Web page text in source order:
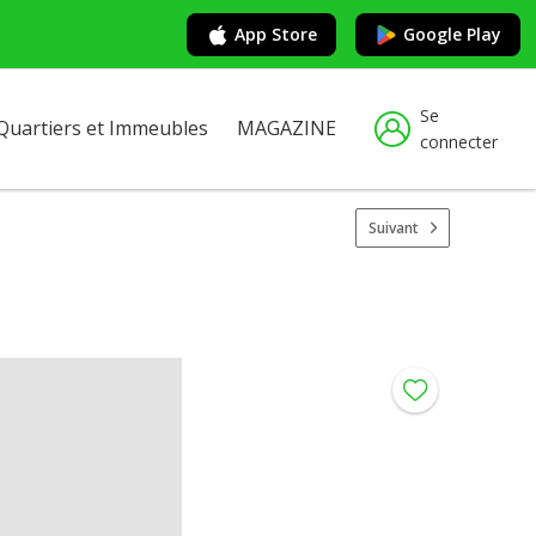
App Store Google Play
et Immeubles MAGAZINE
Se
connecter
Suivant